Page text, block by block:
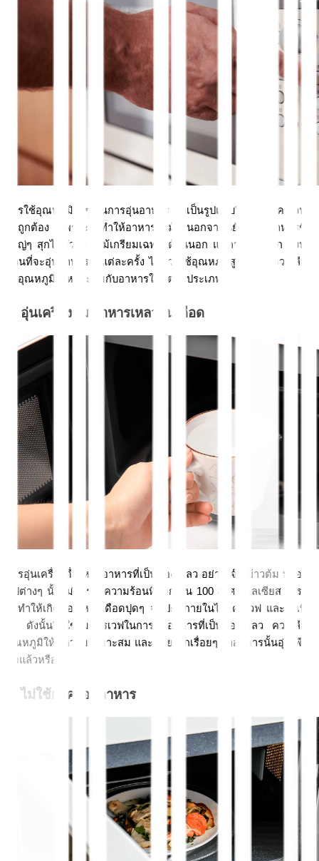
การใช้อุณหภูมิสูงๆ ในการอุ่นอาหาร ถือเป็นรูปแบบวิธีใช้ไมโครเวฟที่
ไม่ถูกต้อง เพราะจะทำให้อาหารไหม้ นอกจากนี้ยังทำให้อาหารชิ้น
ใหญ่ๆ สุกไม่ทั่วถึง ไหม้เกรียมเฉพาะด้านนอก แต่ภายในไม่สุก ดังนั้น
ก่อนที่จะอุ่นอาหารในแต่ละครั้ง ไม่ควรใช้อุณหภูมิสูงสุด แต่ควรเลือก
ใช้อุณหภูมิที่เหมาะสมกับอาหารในแต่ละประเภท
2. อุ่นเครื่องดื่ม/อาหารเหลวจนเดือด
การอุ่นเครื่องดื่ม หรืออาหารที่เป็นของเหลว อย่างโจ๊ก ข้าวต้ม หรือว่า
ซุปต่างๆ นั้นไม่ควรใช้ความร้อนที่มากเกิน 100 องศาเซลเซียส เพราะ
จะทำให้เกิดของเหลวเดือดปุดๆ จนปะทุภายในไมโครเวฟ และระเบิด
ได้ ดังนั้นวิธีใช้ไมโครเวฟในการอุ่นอาหารที่เป็นของเหลว ควรเลือก
อุณหภูมิให้มีความเหมาะสม และคอยเช็กเรื่อยๆ ว่าอาหารนั้นอุ่นเพียง
พอแล้วหรือยัง
3. ไม่ใช้ฝาครอบอาหาร